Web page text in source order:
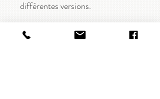
différentes versions.
CARACTÉRISTIQUES